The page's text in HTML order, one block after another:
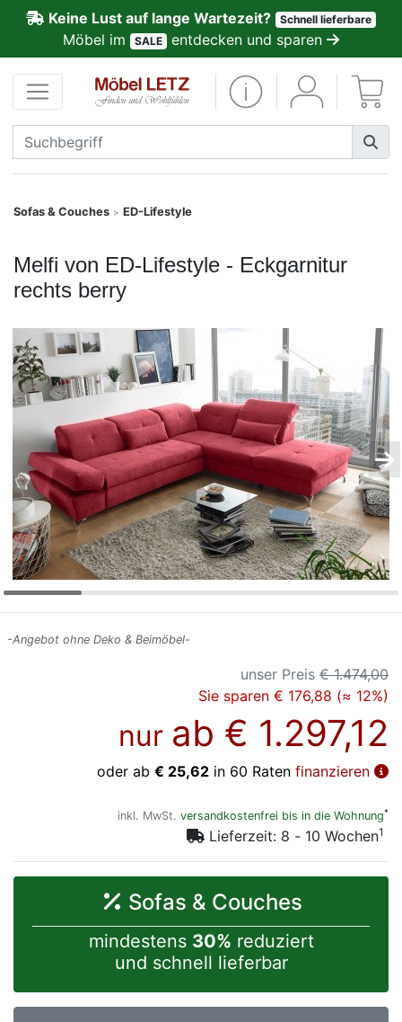
Keine Lust auf lange Wartezeit? Schnell lieferbare
Möbel im SALE entdecken und sparen
Sofas & Couches > ED-Lifestyle
Melfi von ED-Lifestyle - Eckgarnitur
rechts berry
-Angebot ohne Deko & Beimöbel-
unser Preis € 1.474,00
Sie sparen € 176,88 (≈ 12%)
nur ab € 1.297,12
oder ab € 25,62 in 60 Raten finanzieren
inkl. MwSt. versandkostenfrei bis in die Wohnung*
Lieferzeit: 8 - 10 Wochen1
Sofas & Couches
mindestens 30% reduziert
und schnell lieferbar
Kundenmeinungen
Anmelden
PREMIUM
Schnell
SALE
Polsterplaner
Möbel-
Konfigurator
0%
Finanzierung
Markenwelt
Letz-
Deals